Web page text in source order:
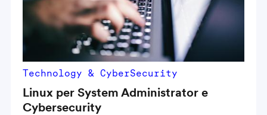
Technology & CyberSecurity
Linux per System Administrator e
Cybersecurity